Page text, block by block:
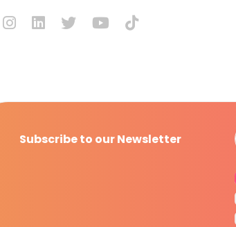
Subscribe to our Newsletter